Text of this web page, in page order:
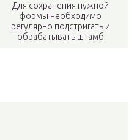
Для сохранения нужной
формы необходимо
регулярно подстригать и
обрабатывать штамб